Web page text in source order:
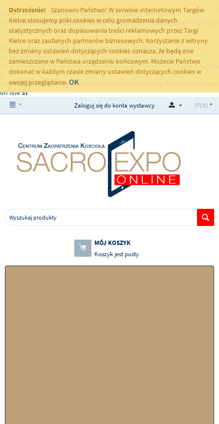
Deprecated: Function get_magic_quotes_gpc() is deprecated in
/home/klient.dhosting.pl/sacro/sacroexpo.online/app/Tygh/
on line251
Warning: Cannot modify header information - headers already sent by
(output started at
/home/klient.dhosting.pl/sacro/sacroexpo.online/app/Tygh/
/home/klient.dhosting.pl/sacro/sacroexpo.online/app/Tygh/
on line37
Ostrzeżenie:
Szanowni Państwo! W serwisie internetowym Targów
Kielce stosujemy pliki cookies w celu gromadzenia danych
statystycznych oraz dopasowania treści reklamowych przez Targi
Kielce oraz zaufanych partnerów biznesowych. Korzystanie z witryny
bez zmiany ustawień dotyczących cookies oznacza, że będą one
zamieszczane w Państwa urządzeniu końcowym. Możecie Państwo
dokonać w każdym czasie zmiany ustawień dotyczących cookies w
swojej przeglądarce.OK
(PLN)
Zaloguj się do konta wystawcy
MÓJ KOSZYK
Koszyk jest pusty